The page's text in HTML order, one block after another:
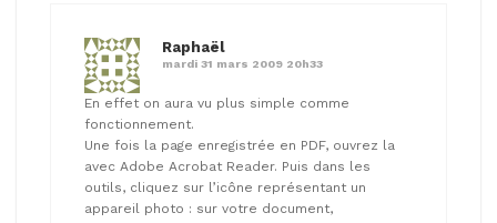
Raphaël
mardi 31 mars 2009 20h33
En effet on aura vu plus simple comme
fonctionnement.
Une fois la page enregistrée en PDF, ouvrez la
avec Adobe Acrobat Reader. Puis dans les
outils, cliquez sur l’icône représentant un
appareil photo : sur votre document,